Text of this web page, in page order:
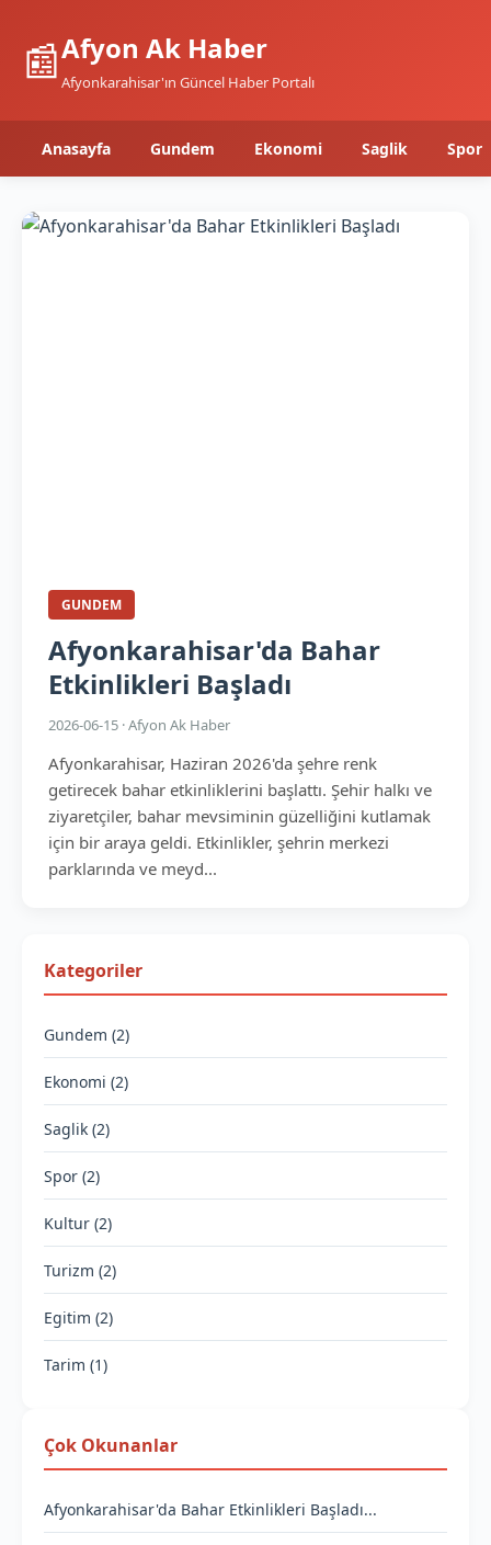
📰Afyon Ak Haber
Afyonkarahisar'ın Güncel Haber Portalı
Anasayfa Gundem Ekonomi Saglik Spor
GUNDEM
Afyonkarahisar'da Bahar
Etkinlikleri Başladı
2026-06-15 · Afyon Ak Haber
Afyonkarahisar, Haziran 2026'da şehre renk
getirecek bahar etkinliklerini başlattı. Şehir halkı ve
ziyaretçiler, bahar mevsiminin güzelliğini kutlamak
için bir araya geldi. Etkinlikler, şehrin merkezi
parklarında ve meyd...
Kategoriler
Gundem (2)
Ekonomi (2)
Saglik (2)
Spor (2)
Kultur (2)
Turizm (2)
Egitim (2)
Tarim (1)
Çok Okunanlar
Afyonkarahisar'da Bahar Etkinlikleri Başladı...